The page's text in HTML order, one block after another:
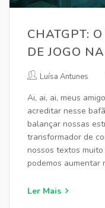
CHATGPT:
DE JOGO
CONTEÚDO
Luísa Antunes
Ai, ai, ai, meus
acreditar nesse
balançar nossas
transformador de
nossos textos
podemos aumentar
se fosse mágica,
Ler Mais